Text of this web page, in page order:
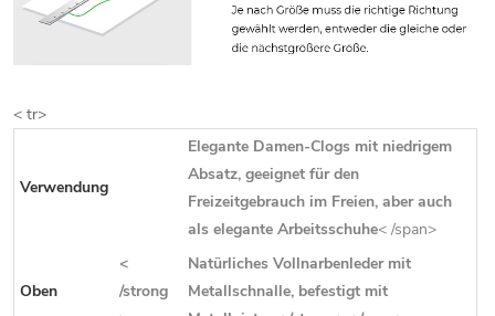
< tr>
Verwendung
Elegante Damen-Clogs mit niedrigem
Absatz, geeignet für den
Freizeitgebrauch im Freien, aber auch
als elegante Arbeitsschuhe< /span>
Oben
<
/strong
Natürliches Vollnarbenleder mit
Metallschnalle, befestigt mit